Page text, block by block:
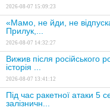
2026-08-07 15:09:23
«Мамо, не йди, не
Прилук,...
2026-08-07 14:32:27
Вижив після російського
історія ...
2026-08-07 13:41:12
Під час ракетної атаки 5
залізничн...